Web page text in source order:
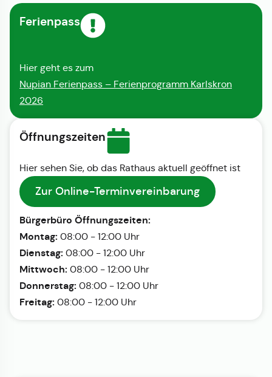
Ferienpass
Hier geht es zum
Nupian Ferienpass – Ferienprogramm Karlskron
2026
Öffnungszeiten
Hier sehen Sie, ob das Rathaus aktuell geöffnet ist
Zur Online-Terminvereinbarung
Bürgerbüro Öffnungszeiten:
Montag: 08:00 - 12:00 Uhr
Dienstag: 08:00 - 12:00 Uhr
Mittwoch: 08:00 - 12:00 Uhr
Donnerstag: 08:00 - 12:00 Uhr
Freitag: 08:00 - 12:00 Uhr